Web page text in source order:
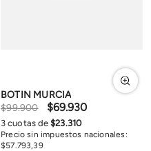
BOTIN MURCIA
$99.900 $69.930
Precio sin impuestos nacionales:
$57 793,39
3 cuotas de$23.310